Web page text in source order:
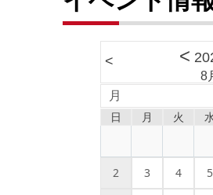
< <
8
月
日 月 火
2 3 4 5